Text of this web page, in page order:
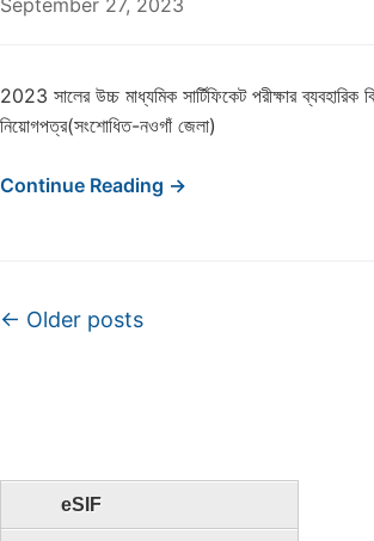
eSIF
September 27, 2023
2023 সালের উচ্চ মাধ্যমিক সার্টিফিকেট পরীক্ষার
নিয়োগপত্র(সংশোধিত-নওগাঁ জেলা)
Continue Reading →
Post navigation
← Older posts